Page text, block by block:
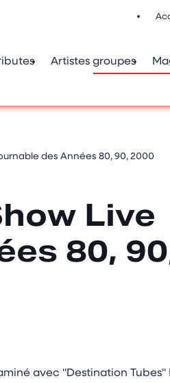
Artistes groupes
des Années 80, 90, 2000
Live
80,
avec "Destination